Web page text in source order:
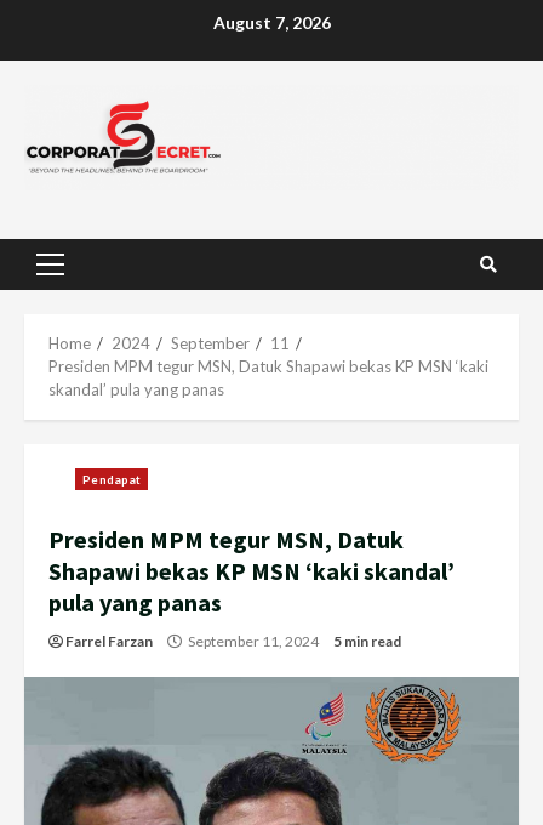
August 7, 2026
Primary
Home 2024 September
11
Presiden MPM tegur MSN, Datuk Shapawi bekas KP MSN ‘kaki
skandal’ pula yang panas
Pendapat
Presiden MPM tegur MSN, Datuk
Shapawi bekas KP MSN ‘kaki skandal’
pula yang panas
Farrel Farzan September 11, 2024 5 min read